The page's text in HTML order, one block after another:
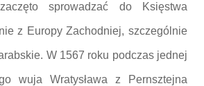
sprowadzać do Księstwa
z Europy Zachodniej, szczególnie
W 1567 roku podczas jednej
wuja Wratysława z Pernsztejna